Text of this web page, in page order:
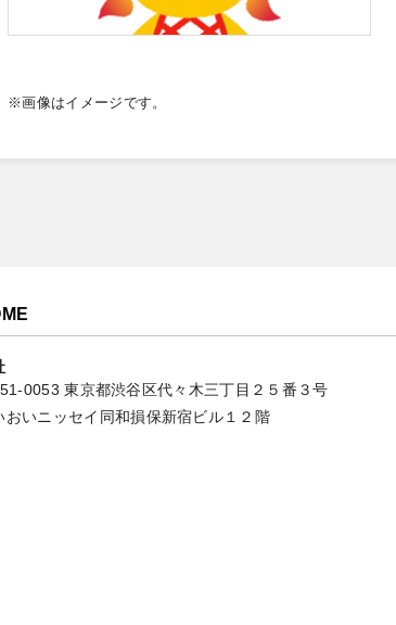
※画像はイメージです。
0053 東京都渋谷区代々木三丁目２５番３号
おいニッセイ同和損保新宿ビル１２階